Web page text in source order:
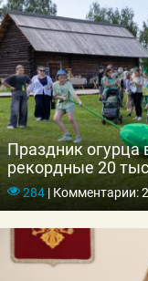
Праздник огурца
рекордные 20
284 |Комментарии: 2